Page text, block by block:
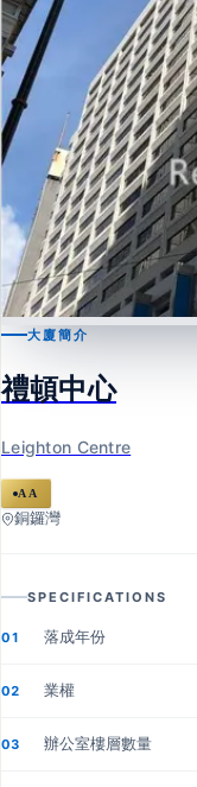
禮頓中心
Leighton Centre
大廈簡介
禮頓中心
Leighton Centre
AA
銅鑼灣
SPECIFICATIONS
01 落成年份
02 業權
03 辦公室樓層數量